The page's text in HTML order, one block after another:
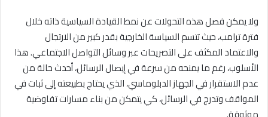
ولا يمكن فصل هذه التحولات عن نمط القيادة السياسية ذاته خلال
فترة ترامب، حيث تتسم السياسة الخارجية بقدر كبير من الارتجال
والاعتماد المكثف على التصريحات عبر وسائل التواصل الاجتماعي. هذا
الأسلوب، رغم ما يمنحه من سرعة في إيصال الرسائل، أحدث حالة من
عدم الاستقرار في الجهاز الدبلوماسي، الذي يحتاج بطبيعته إلى ثبات في
المواقف وتدرج في الرسائل، كي يتمكن من بناء مسارات تفاوضية